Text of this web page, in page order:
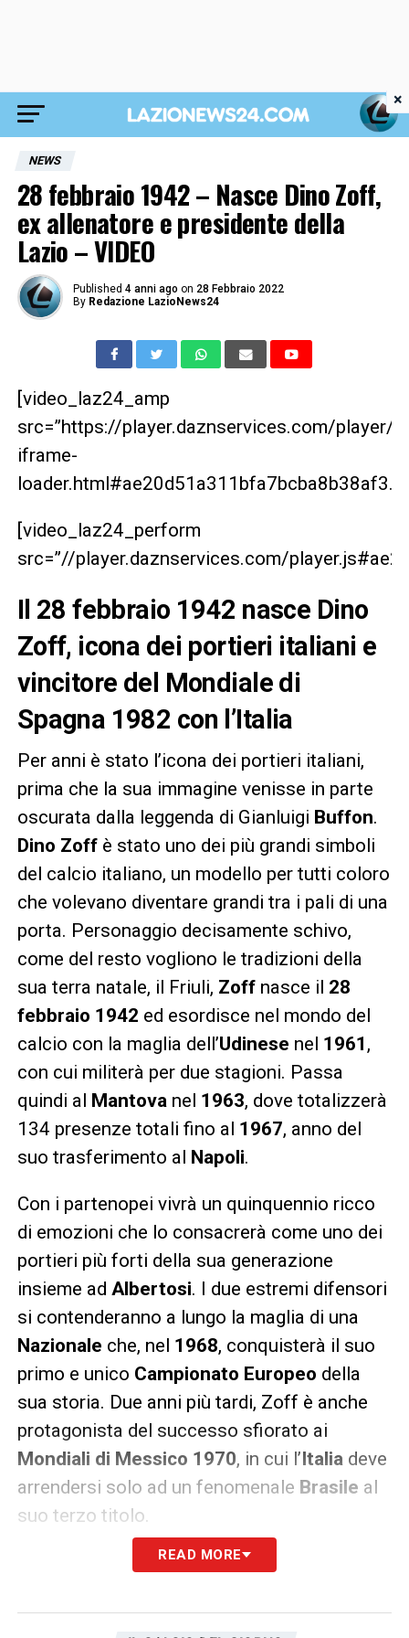
NEWS
28 febbraio 1942 – Nasce Dino Zoff,
ex allenatore e presidente della
Lazio – VIDEO
Published 4 anni ago on 28 Febbraio 2022
By Redazione LazioNews24
[video_laz24_amp
src=”https://player.daznservices.com/player/
iframe-
[video_laz24_perform
src=”//player.daznservices.com/
Il 28 febbraio 1942 nasce Dino
Zoff, icona dei portieri italiani e
vincitore del Mondiale di
Spagna 1982 con l’Italia
Per anni è stato l’icona dei portieri italiani,
prima che la sua immagine venisse in parte
oscurata dalla leggenda di Gianluigi Buffon.
Dino Zoffè stato uno dei più grandi simboli
del calcio italiano, un modello per tutti coloro
che volevano diventare grandi tra i pali di una
porta. Personaggio decisamente schivo,
come del resto vogliono le tradizioni della
sua terra natale, il Friuli, Zoffnasce il 28
febbraio 1942 ed esordisce nel mondo del
calcio con la maglia dell’Udinese nel 1961 ,
con cui militerà per due stagioni. Passa
quindi al Mantovanel 1963, dove totalizzerà
134 presenze totali fino al 1967, anno del
suo trasferimento al Napoli.
Con i partenopei vivrà un quinquennio ricco
di emozioni che lo consacrerà come uno dei
portieri più forti della sua generazione
insieme ad Albertosi. I due estremi difensori
si contenderanno a lungo la maglia di una
Nazionale che, nel 1968, conquisterà il suo
primo e unico Campionato Europeo della
sua storia. Due anni più tardi, Zoff è anche
protagonista del successo sfiorato ai
Mondiali di Messico 1970, in cui l’Italiadeve
arrendersi solo ad un fenomenale Brasile al
suo terzo titolo.
I successi in bianconero e il
READ MORE
×